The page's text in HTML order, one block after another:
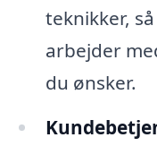
teknikker,
arbejder
du ønsker.